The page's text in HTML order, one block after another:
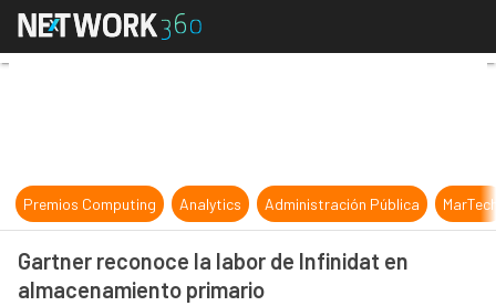
Gartner reconoce la labor de
Premios Computing Analytics Administración Pública
Gartner reconoce la labor de Infinidat en
almacenamiento primario